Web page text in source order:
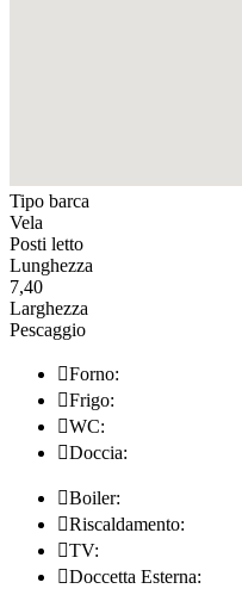
Tipo barca
Vela
Posti letto
Lunghezza
7,40
Larghezza
Pescaggio
Forno:
Frigo:
WC:
Doccia:
Boiler:
Riscaldamento:
TV:
Doccetta Esterna: